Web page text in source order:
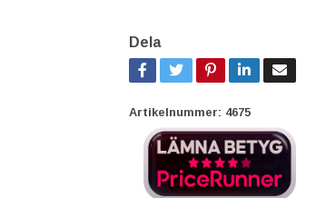
Dela
Artikelnummer: 4675